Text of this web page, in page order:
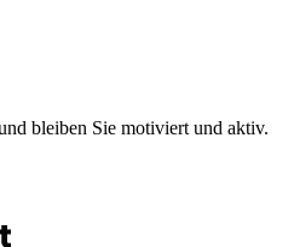
bleiben Sie motiviert und aktiv.